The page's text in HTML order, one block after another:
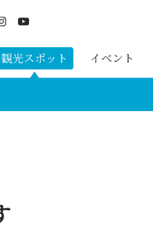
観光スポット イベント